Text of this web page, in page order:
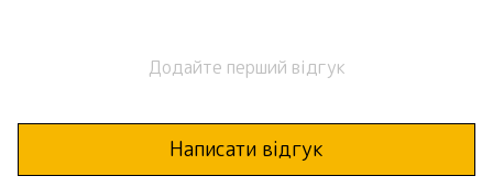
Додайте перший відгук
Написати відгук